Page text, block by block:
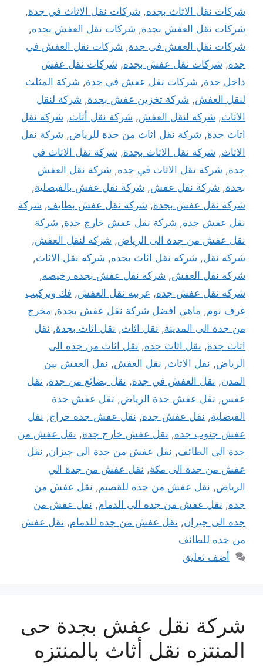
شركات نقل الاثاث بجده, شركات نقل الاثاث في جدة,
شركات نقل العفش بجدة, شركات نقل العفش بجده,
شركات نقل العفش فى جدة, شركات نقل العفش في
جدة, شركات نقل عفش بجده, شركات نقل عفش
داخل جدة, شركات نقل عفش في جدة, شركة المثلث
لنقل العفش, شركة تخزين عفش بجدة, شركة لنقل
الاثاث, شركة لنقل العفش, شركة نقل أثاث, شركة نقل
اثاث جدة, شركة نقل اثاث من جدة للرياض, شركة نقل
الاثاث, شركة نقل الاثاث بجدة, شركة نقل الاثاث في
جدة, شركة نقل الاثاث في جده, شركة نقل العفش
بجدة, شركة نقل عفش, شركة نقل عفش بالفيصلية,
شركة نقل عفش بجدة, شركة نقل عفش بطايف, شركة
نقل عفش جده, شركة نقل عفش خارج جدة, شركة
نقل عفش من جدة الى الرياض, شركه لنقل العفش,
شركه نقل, شركه نقل اثاث بجده, شركه نقل الاثاث,
شركه نقل العفش, شركه نقل عفش بجده رخيصه,
شركه نقل عفش جده, عربيه نقل العفش, فك وتركيب
غرف نوم, ماهي افضل شركة نقل عفش بجدة, مخرج
من جدة الى المدينة, نقل اثاث, نقل اثاث بجدة, نقل
اثاث جدة, نقل اثاث جده, نقل اثاث من جده الى
الرياض, نقل الاثاث, نقل العفش, نقل العفش بين
المدن, نقل العفش في جدة, نقل بضائع من جدة, نقل
عفس, نقل عفش جدة الرياض, نقل عفش جدة
الفيصلية, نقل عفش جده, نقل عفش جده حراج, نقل
عفش جنوب جده, نقل عفش خارج جدة, نقل عفش من
جدة الى الطائف, نقل عفش من جدة الى جيزان, نقل
عفش من جدة الى مكة, نقل عفش من جدة الي
الرياض, نقل عفش من جدة للقصيم, نقل عفش من
جده, نقل عفش من جده الى الدمام, نقل عفش من
جده الى جيزان, نقل عفش من جده للدمام, نقل عفش
من جده للطائف
أضف تعليق
شركة نقل عفش بجدة حى
المنتزه نقل أثاث بالمنتزه